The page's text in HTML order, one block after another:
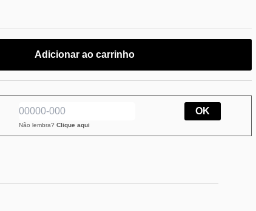
Adicionar ao carrinho
Não lembra?Clique aqui
OK